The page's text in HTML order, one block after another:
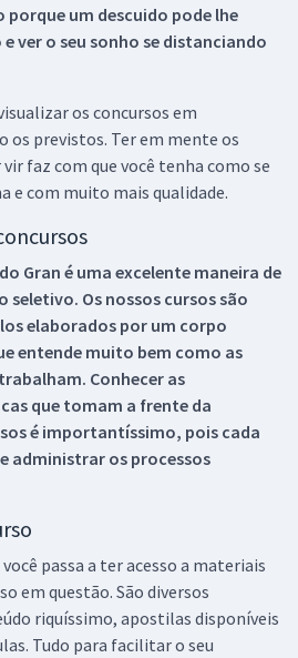
um descuido pode lhe
ver o seu sonho se distanciando
os concursos em
os previstos. Ter em mente os
faz com que você tenha como se
e com muito mais qualidade.
Gran é uma excelente maneira de
seletivo. Os nossos cursos são
elaborados por um corpo
entende muito bem como as
Conhecer as
que tomam a frente da
é importantíssimo, pois cada
administrar os processos
passa a ter acesso a materiais
em questão. São diversos
riquíssimo, apostilas disponíveis
Tudo para facilitar o seu